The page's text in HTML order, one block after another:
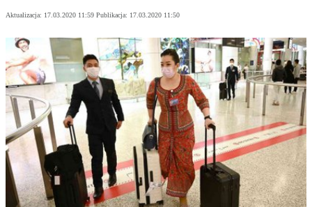
Aktualizacja: 17.03.2020 11:59 Publikacja: 17.03.2020 11:50